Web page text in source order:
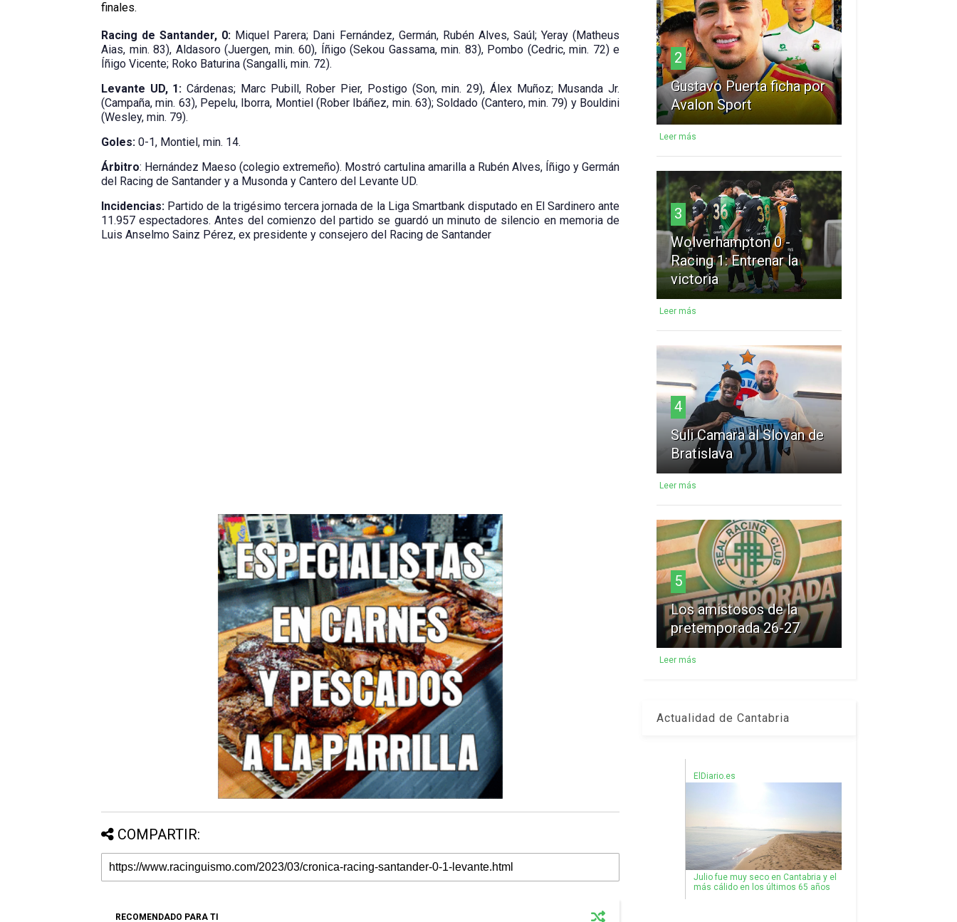
finales.
Racing de Santander, 0: Miquel Parera; Dani Fernández, Germán, Rubén Alves, Saúl; Yeray (Matheus
Aias, min. 83), Aldasoro (Juergen, min. 60), Íñigo (Sekou Gassama, min. 83), Pombo (Cedric, min. 72) e
Íñigo Vicente; Roko Baturina (Sangalli, min. 72).
Levante UD, 1: Cárdenas; Marc Pubill, Rober Pier, Postigo (Son, min. 29), Álex Muñoz; Musanda Jr.
(Campaña, min. 63), Pepelu, Iborra, Montiel (Rober Ibáñez, min. 63); Soldado (Cantero, min. 79) y Bouldini
(Wesley, min. 79).
Goles: 0-1, Montiel, min. 14.
Árbitro: Hernández Maeso (colegio extremeño). Mostró cartulina amarilla a Rubén Alves, Íñigo y Germán
del Racing de Santander y a Musonda y Cantero del Levante UD.
Incidencias: Partido de la trigésimo tercera jornada de la Liga Smartbank disputado en El Sardinero ante
11.957 espectadores. Antes del comienzo del partido se guardó un minuto de silencio en memoria de
Luis Anselmo Sainz Pérez, ex presidente y consejero del Racing de Santander
COMPARTIR:
RECOMENDADO PARA TI
2
Gustavo Puerta ficha por
Avalon Sport
Leer más
3
Wolverhampton 0 -
Racing 1: Entrenar la
victoria
Leer más
4
Suli Camara al Slovan de
Bratislava
Leer más
5
Los amistosos de la
pretemporada 26-27
Leer más
Actualidad de Cantabria
ElDiario.es
Julio fue muy seco en Cantabria y el
más cálido en los últimos 65 años